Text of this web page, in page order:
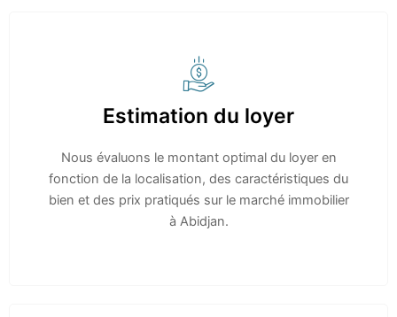
Estimation du loyer
Nous évaluons le montant optimal du loyer en
fonction de la localisation, des caractéristiques du
bien et des prix pratiqués sur le marché immobilier
à Abidjan.